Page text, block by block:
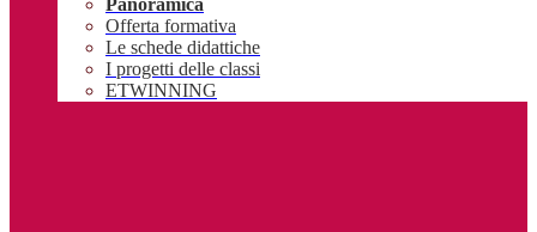
Panoramica
Offerta formativa
Le schede didattiche
I progetti delle classi
ETWINNING